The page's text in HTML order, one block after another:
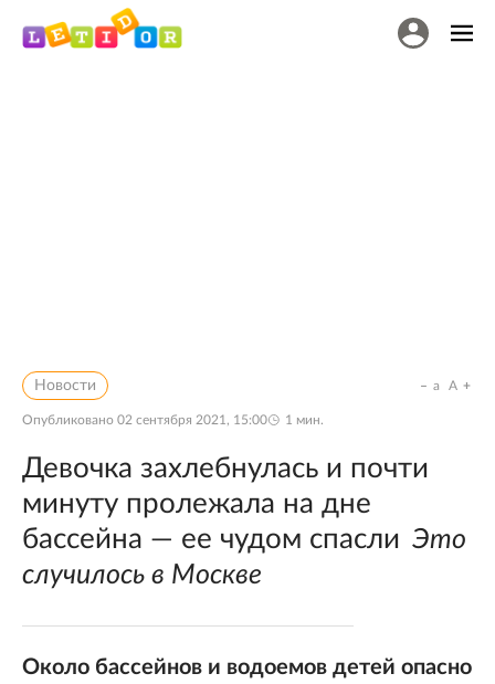
Новости
Опубликовано 02 сентября 2021, 15:00 1 мин.
a A
Девочка захлебнулась и почти
минуту пролежала на дне
бассейна — ее чудом спасли Это
случилось в Москве
Около бассейнов и водоемов детей опасно